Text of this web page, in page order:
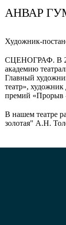
АНВАР
Художник-
СЦЕНОГРАФ. В
академию
Главный
театр»,
премий «Прорыв
В нашем театре
золотая" А.Н.